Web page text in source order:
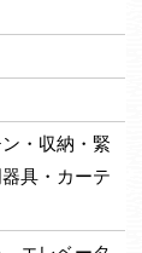
・収納・緊
具・カーテ